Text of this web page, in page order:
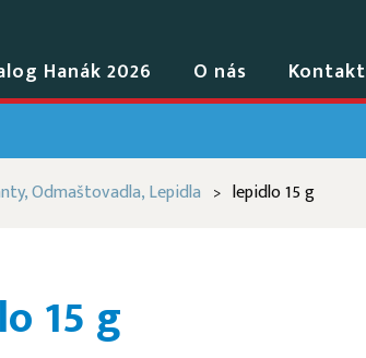
Hanák 2026 O nás Kontakt
Odmaštovadla, Lepidla > lepidlo 15 g
15 g